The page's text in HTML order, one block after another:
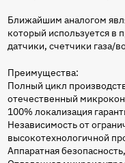
Ближайшим аналогом
который используется
датчики, счетчики газа/
Преимущества:
Полный цикл
отечественный
100% локализация
Независимость от
высокотехнологичной
Аппаратная